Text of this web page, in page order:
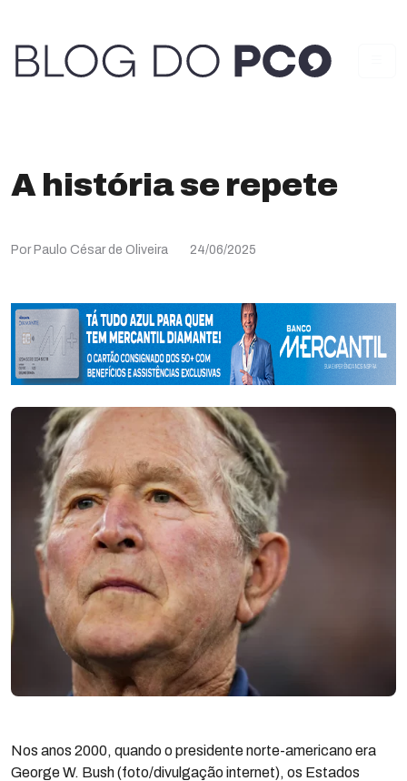
A história se repete
Por Paulo César de Oliveira 24/06/2025
Nos anos 2000, quando o presidente norte-americano era
George W. Bush (foto/divulgação internet), os Estados